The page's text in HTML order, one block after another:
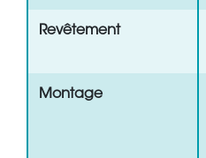
Revêtement
Montage